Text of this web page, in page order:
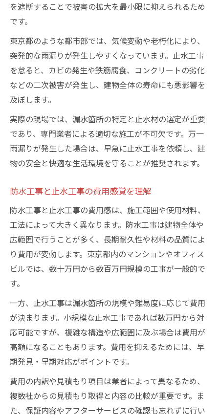
を遮断することで被害の拡大を最小限に抑えられるため
です。
東京都のような都市部では、気候変動や老朽化により、
突発的な雨漏りが発生しやすくなっています。止水工事
を怠ると、カビの発生や鉄筋腐食、コンクリートの劣化
などの二次被害が発生し、建物全体の寿命にも悪影響を
及ぼします。
実際の現場では、漏水箇所の特定と止水材の選定が重要
であり、専門業者による適切な施工が不可欠です。万一
雨漏りが発生した場合は、早急に止水工事を依頼し、建
物の安全と快適な生活環境を守ることが推奨されます。
防水工事と止水工事の費用感覚を理解
防水工事と止水工事の費用感は、施工範囲や使用材料、
工法によって大きく異なります。防水工事は建物全体や
広範囲で行うことが多く、長期耐久性や材料の品質によ
り費用が変動します。東京都内のマンションやオフィス
ビルでは、数十万円から数百万円規模の工事が一般的で
す。
一方、止水工事は漏水箇所の規模や難易度に応じて費用
が決まります。小規模な止水工事であれば数万円から対
応可能ですが、複雑な構造や広範囲に及ぶ場合は費用が
高額になることもあります。費用を抑えるためには、早
期発見・早期対応がポイントです。
費用の内訳や見積もり項目は業者によって異なるため、
複数社からの見積もり取得と内容の比較が重要です。ま
た、保証内容やアフターサービスの確認も忘れずに行い